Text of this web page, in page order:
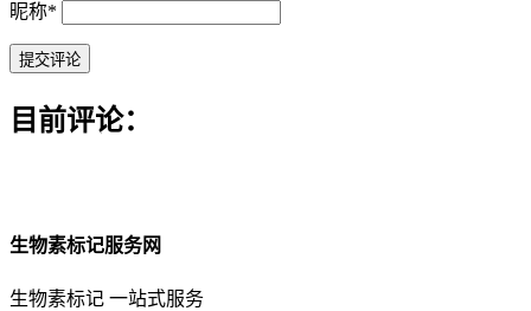
昵称*
目前评论：
生物素标记服务网
生物素标记 一站式服务